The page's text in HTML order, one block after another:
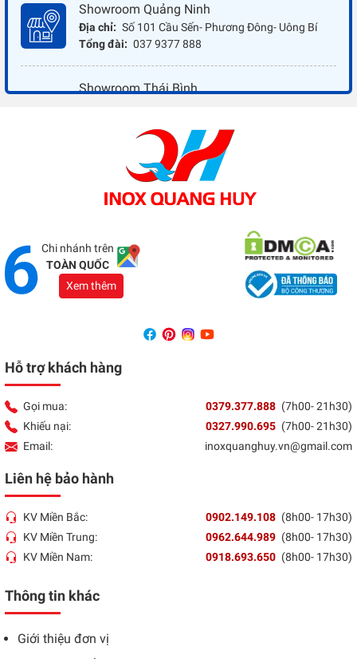
Showroom Quảng Ninh
Địa chỉ: Số 101 Cầu Sến- Phương Đông- Uông Bí
Tổng đài: 037 9377 888
Showroom Thái Bình
037 9377 888
Showroom Đồng Nai
Địa chỉ: 1066 - QL 51 Tổ 3- Ấp Đồng- Phước Tân-
Chi nhánh trên
TOÀN QUỐC
Xem thêm
Hỗ trợ khách hàng
Gọi mua: 0379.377.888 (7h00- 21h30)
Khiếu nại:
0327.990.695 (7h00- 21h30)
Email:
inoxquanghuy.vn@gmail.com
Liên hệ bảo hành
KV Miền Bắc: 0902.149.108 (8h00- 17h30)
KV Miền Trung:
0962.644.989 (8h00- 17h30)
KV Miền Nam:
0918.693.650 (8h00- 17h30)
Thông tin khác
Giới thiệu đơn vị